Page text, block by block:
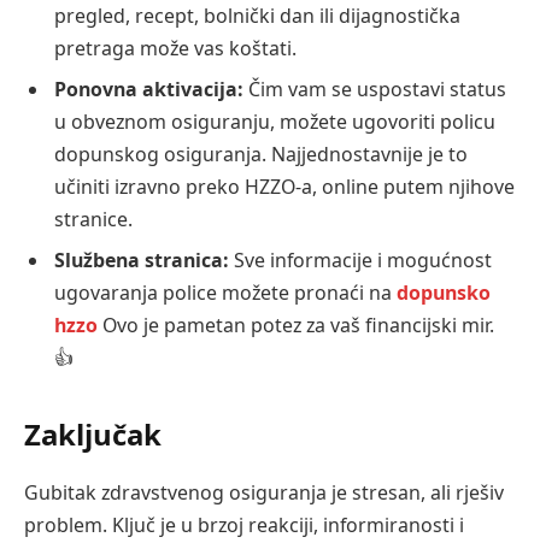
pregled, recept, bolnički dan ili dijagnostička
pretraga može vas koštati.
Ponovna aktivacija: Čim vam se uspostavi status
u obveznom osiguranju, možete ugovoriti policu
dopunskog osiguranja. Najjednostavnije je to
učiniti izravno preko HZZO-a, online putem njihove
stranice.
Službena stranica: Sve informacije i mogućnost
ugovaranja police možete pronaći na dopunsko
hzzo Ovo je pametan potez za vaš financijski mir.
👍
Zaključak
Gubitak zdravstvenog osiguranja je stresan, ali rješiv
problem. Ključ je u brzoj reakciji, informiranosti i